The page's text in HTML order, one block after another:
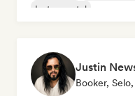
Instrumental
Booker,